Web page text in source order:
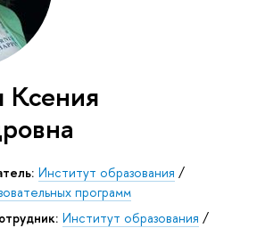
Ксения
Институт образования /
программ
Институт образования /